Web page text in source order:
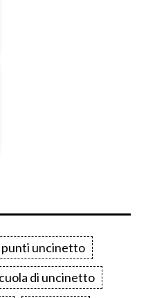
punti uncinetto
di uncinetto